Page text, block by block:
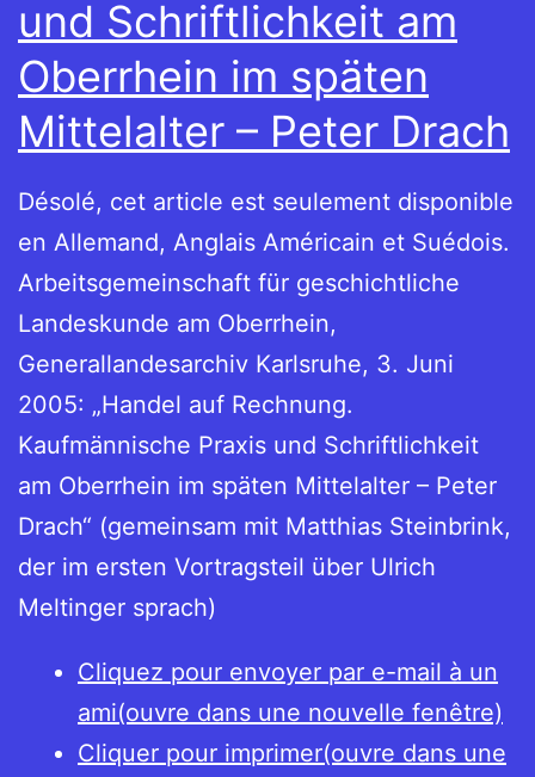
und Schriftlichkeit am
Oberrhein im späten
Mittelalter – Peter Drach
Désolé, cet article est seulement disponible
en Allemand, Anglais Américain et Suédois.
Arbeitsgemeinschaft für geschichtliche
Landeskunde am Oberrhein,
Generallandesarchiv Karlsruhe, 3. Juni
2005: „Handel auf Rechnung.
Kaufmännische Praxis und Schriftlichkeit
am Oberrhein im späten Mittelalter – Peter
Drach“ (gemeinsam mit Matthias Steinbrink,
der im ersten Vortragsteil über Ulrich
Meltinger sprach)
Cliquez pour envoyer par e-mail à un
ami(ouvre dans une nouvelle fenêtre)
Cliquer pour imprimer(ouvre dans une